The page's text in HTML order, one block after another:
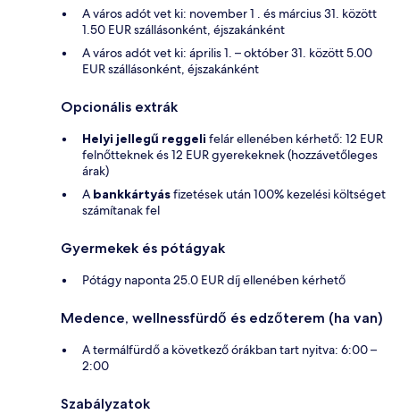
A város adót vet ki: november 1 . és március 31. között
1.50 EUR szállásonként, éjszakánként
A város adót vet ki: április 1. – október 31. között 5.00
EUR szállásonként, éjszakánként
Opcionális extrák
Helyi jellegű reggeli felár ellenében kérhető: 12 EUR
felnőtteknek és 12 EUR gyerekeknek (hozzávetőleges
árak)
A bankkártyásfizetések után 100% kezelési költséget
számítanak fel
Gyermekek és pótágyak
Pótágy naponta 25.0 EUR díj ellenében kérhető
Medence, wellnessfürdő és edzőterem (ha van)
A termálfürdő a következő órákban tart nyitva: 6:00 –
2:00
Szabályzatok